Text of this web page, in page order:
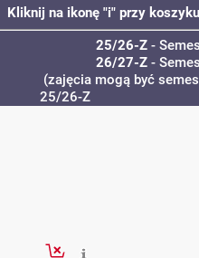
Kliknij na ikonę "i" przy
25/26-Z-
26/27-Z-
(zajęcia mogą być
25/26-Z